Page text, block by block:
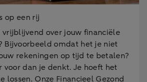
op een rij
over jouw financiële
Bijvoorbeeld omdat het je niet
rekeningen op tijd te betalen?
voor dan je denkt. Je hoeft het
lossen. Onze Financieel Gezond